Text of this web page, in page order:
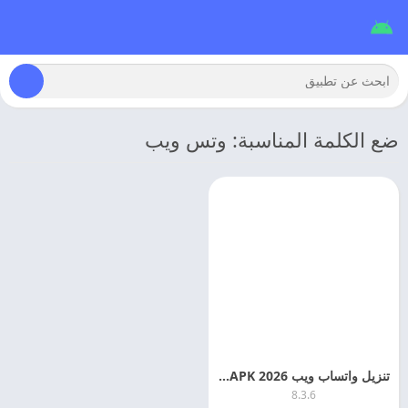
ضع الكلمة المناسبة: وتس ويب
تنزيل واتساب ويب 2026 WhatsApp Web APK اخر اصدار مجانا
8.3.6